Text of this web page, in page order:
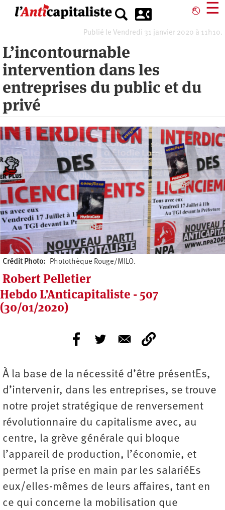
⎋ ☰
Publié le Vendredi 31 janvier 2020 à 11h10.
L’incontournable
intervention dans les
entreprises du public et du
privé
Crédit Photo Photothèque Rouge/MILO.
Robert Pelletier
Hebdo L’Anticapitaliste - 507
(30/01/2020)
À la base de la nécessité d’être présentEs,
d’intervenir, dans les entreprises, se trouve
notre projet stratégique de renversement
révolutionnaire du capitalisme avec, au
centre, la grève générale qui bloque
l’appareil de production, l’économie, et
permet la prise en main par les salariéEs
eux/elles-mêmes de leurs affaires, tant en
ce qui concerne la mobilisation que